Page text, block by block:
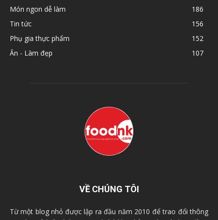
Món ngon dễ làm
186
Tin tức
156
Phụ gia thực phẩm
152
Ăn - Làm đẹp
107
VỀ CHÚNG TÔI
Từ một blog nhỏ được lập ra đầu năm 2010 để trao đổi thông